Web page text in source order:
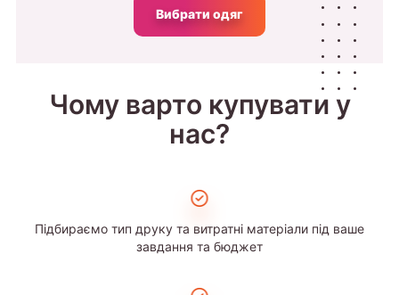
Вибрати одяг
Чому варто купувати у
нас?
Підбираємо тип друку та витратні матеріали під ваше
завдання та бюджет